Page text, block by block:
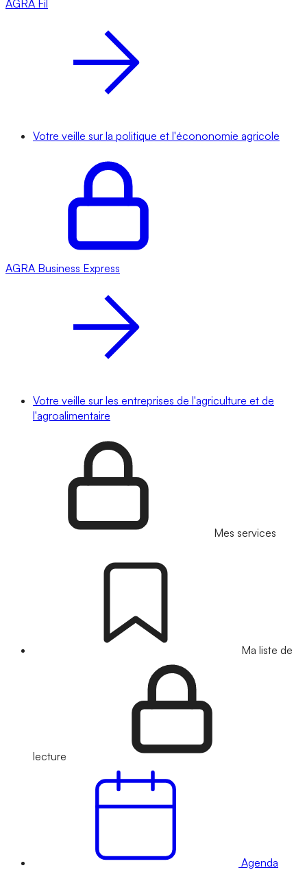
AGRA Fil
Votre veille sur la politique et l'écononomie agricole
AGRA Business Express
Votre veille sur les entreprises de l'agriculture et de
l'agroalimentaire
Mes services
Ma liste de
lecture
Agenda